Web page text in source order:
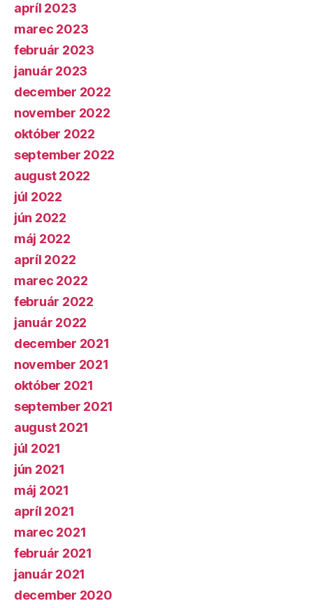
apríl 2023
marec 2023
február 2023
január 2023
december 2022
november 2022
október 2022
september 2022
august 2022
júl 2022
jún 2022
máj 2022
apríl 2022
marec 2022
február 2022
január 2022
december 2021
november 2021
október 2021
september 2021
august 2021
júl 2021
jún 2021
máj 2021
apríl 2021
marec 2021
február 2021
január 2021
december 2020